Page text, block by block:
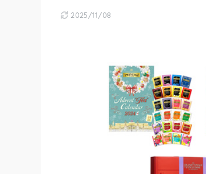
2025/11/08